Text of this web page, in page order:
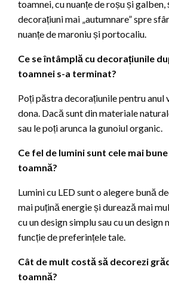
toamnei, cu nuanțe de roșu și
decorațiuni mai „autumnare” spre
nuanțe de maroniu și portocaliu.
Ce se întâmplă cu decorațiunile
toamnei s-a terminat?
Poți păstra decorațiunile pentru anul
dona. Dacă sunt din materiale
sau le poți arunca la gunoiul organic.
Ce fel de lumini sunt cele mai
toamnă?
Lumini cu LED sunt o alegere bună
mai puțină energie și durează mai
cu un design simplu sau cu un design
funcție de preferințele tale.
Cât de mult costă să decorezi
toamnă?